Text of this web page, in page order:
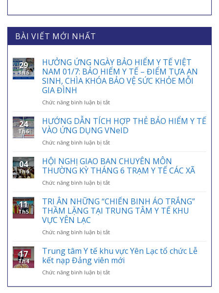
BÀI VIẾT MỚI NHẤT
29
Th6
HƯỞNG ỨNG NGÀY BẢO HIỂM Y TẾ VIỆT
NAM 01/7: BẢO HIỂM Y TẾ – ĐIỂM TỰA AN
SINH, CHÌA KHÓA BẢO VỆ SỨC KHỎE MỖI
GIA ĐÌNH
Chức năng bình luận bị tắtở
ỨNG
NGÀY
BẢO
HIỂM
TẾ
VIỆT
01/7:
HIỂM
Y
ĐIỂM
AN
SINH,
KHÓA
BẢO
24
Th6
HƯỚNG DẪN TÍCH HỢP THẺ BẢO HIỂM Y TẾ
VÀO ỨNG DỤNG VNeID
Chức năng bình luận bị tắtở
DẪN
TÍCH
HỢP
THẺ
HIỂM
Y
ỨNG
VNeID
04
Th6
HỘI NGHỊ GIAO BAN CHUYÊN MÔN
THƯỜNG KỲ THÁNG 6 TRẠM Y TẾ CÁC XÃ
Chức năng bình luận bị tắtở
NGHỊ
GIAO
BAN
MÔN
KỲ
THÁNG
6
TRẠM
11
Th5
TRI ÂN NHỮNG “CHIẾN BINH ÁO TRẮNG”
THẦM LẶNG TẠI TRUNG TÂM Y TẾ KHU
VỰC YÊN LẠC
Chức năng bình luận bị tắtở
ÂN
NHỮNG
“CHIẾN
BINH
17
Th4
Trung tâm Y tế khu vực Yên Lạc tổ chức Lễ
kết nạp Đảng viên mới
Chức năng bình luận bị tắtở
tâm